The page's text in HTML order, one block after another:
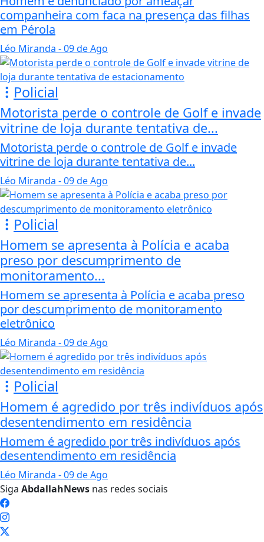
companheira com faca na presença das filhas
em Pérola
Léo Miranda - 09 de Ago
Policial
Motorista perde o controle de Golf e invade
vitrine de loja durante tentativa de...
Motorista perde o controle de Golf e invade
vitrine de loja durante tentativa de...
Léo Miranda - 09 de Ago
Policial
Homem se apresenta à Polícia e acaba
preso por descumprimento de
monitoramento...
Homem se apresenta à Polícia e acaba preso
por descumprimento de monitoramento
eletrônico
Léo Miranda - 09 de Ago
Policial
Homem é agredido por três indivíduos após
desentendimento em residência
Homem é agredido por três indivíduos após
desentendimento em residência
Léo Miranda - 09 de Ago
Siga AbdallahNews nas redes sociais